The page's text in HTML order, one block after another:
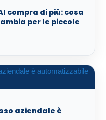
compra di più: cosa
per le piccole
aziendale è